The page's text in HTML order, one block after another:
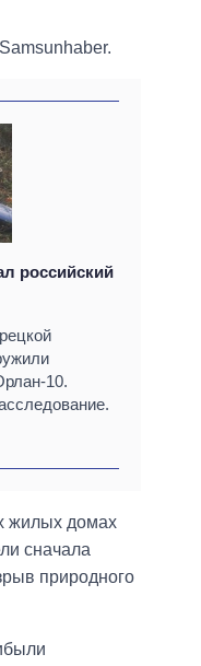
российский
10.
жилых домах
сначала
природного